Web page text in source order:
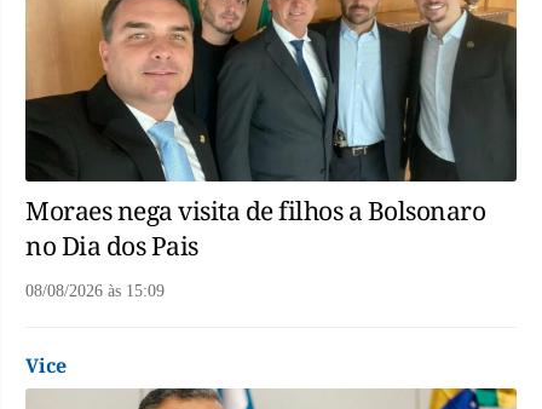
Moraes nega visita de filhos a Bolsonaro
no Dia dos Pais
08/08/2026 às 15:09
Vice